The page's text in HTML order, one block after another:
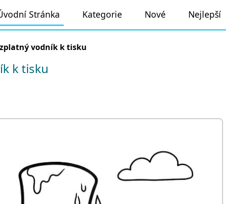
Stránka Kategorie Nové Nejlepší
vodník k tisku
k tisku